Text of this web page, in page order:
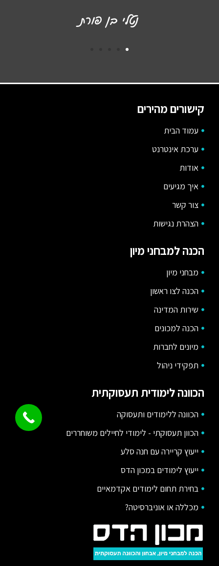
נטלי בן פורת
קישורים מהירים
עמוד הבית
ערכת אינטרנט
אודות
איך מגיעים
צור קשר
הצהרת נגישות
הכנה למבחני מיון
מבחני מיון
הכנה לצו ראשון
שירות המדינה
הכנה למכונים
מיונים לחברות
תפקידי ניהול
הכוונה לימודית תעסוקתית
הכוונה ללימודים ותעסוקה
הכוון תעסוקתי - לימודי לחיילים משוחררים
ייעוץ קריירה עם חנה סלע
ייעוץ לימודים במכון הדס
בחירת תחום לימודים אקדמאיים
מכללה או אוניברסיטה?